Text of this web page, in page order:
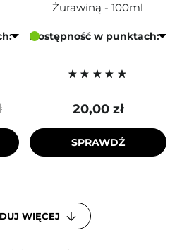
Żurawiną - 100ml
Dostępność w punktach:
20,00 zł
SPRAWDŹ
WIĘCEJ